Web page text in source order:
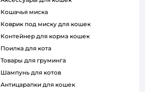
кошачья миска
коврик под миску для кошек
контейнер для корма кошек
поилка для кота
товары для груминга
шампунь для котов
антицарапки для кошек